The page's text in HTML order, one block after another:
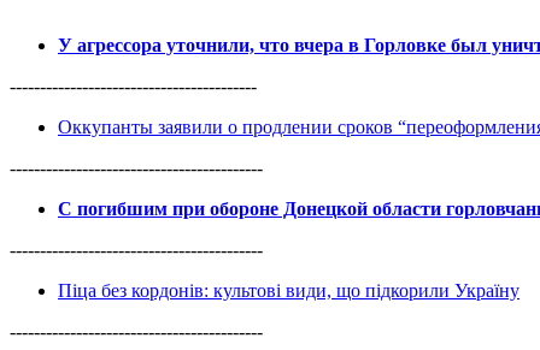
У агрессора уточнили, что вчера в Горловке был
-----------------------------------------
Оккупанты заявили о продлении сроков
------------------------------------------
С погибшим при обороне Донецкой области
------------------------------------------
Піца без кордонів: культові види, що підкорили Україну
------------------------------------------